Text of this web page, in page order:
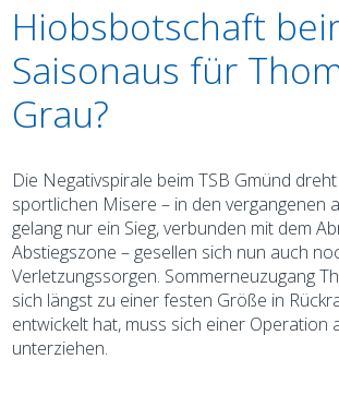
Hiobsbotschaft
Saisonaus für
Grau?
Die Negativspirale beim TSB Gmünd
sportlichen Misere – in den vergangenen
gelang nur ein Sieg, verbunden mit dem
Abstiegszone – gesellen sich nun auch
Verletzungssorgen. Sommerneuzugang
sich längst zu einer festen Größe in
entwickelt hat, muss sich einer Operation
unterziehen.